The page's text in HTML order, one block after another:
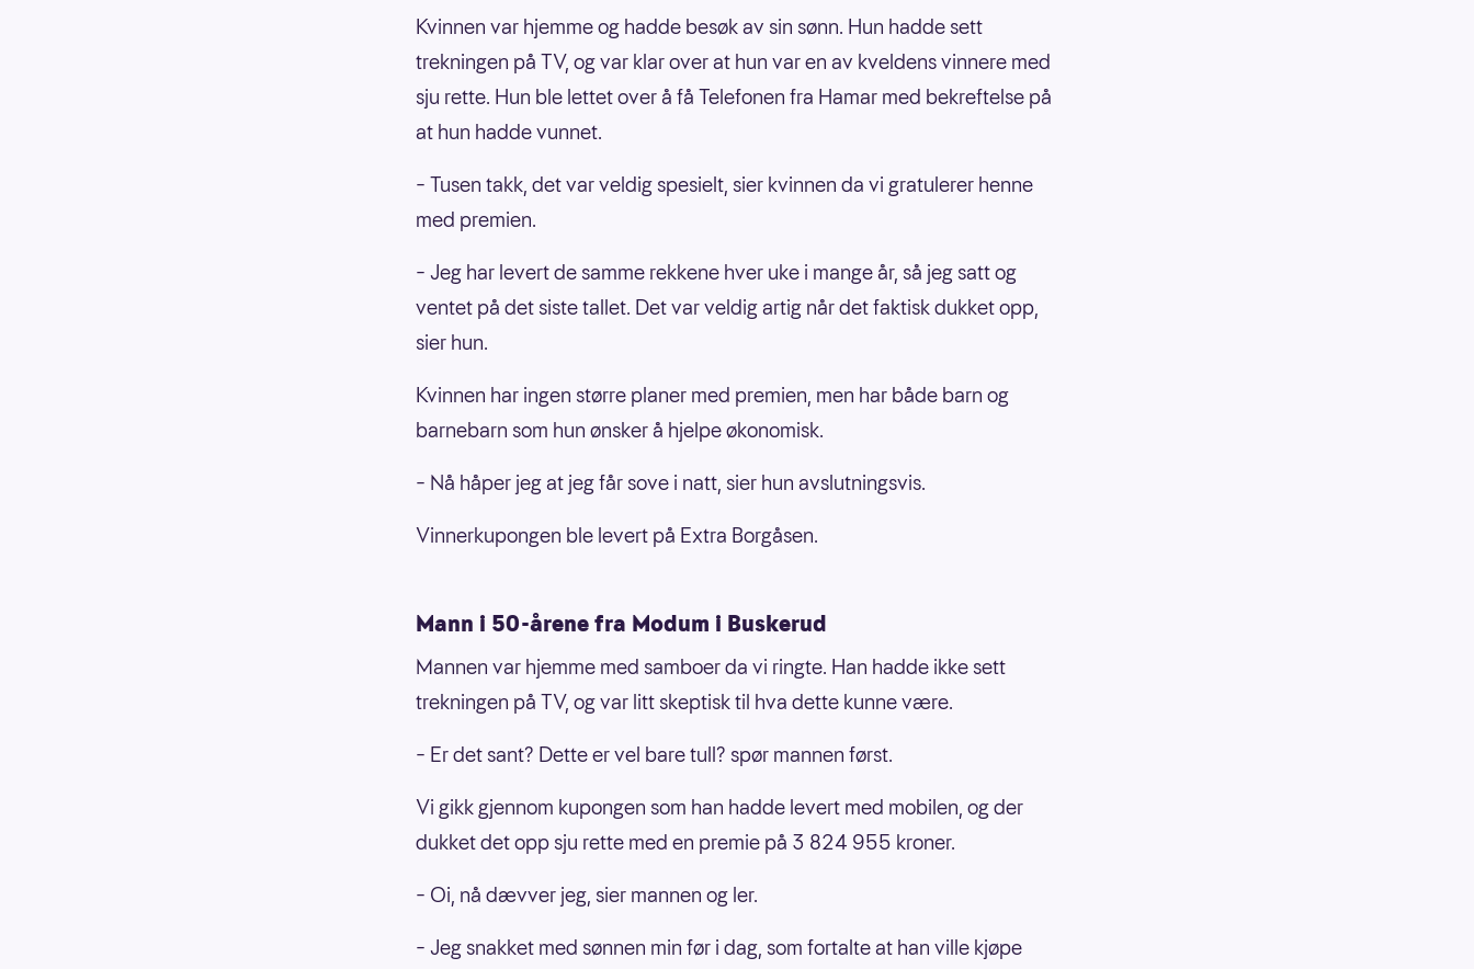
Kvinnen var hjemme og hadde besøk av sin sønn. Hun hadde sett
trekningen på TV, og var klar over at hun var en av kveldens vinnere med
sju rette. Hun ble lettet over å få Telefonen fra Hamar med bekreftelse på
at hun hadde vunnet.
– Tusen takk, det var veldig spesielt, sier kvinnen da vi gratulerer henne
med premien.
– Jeg har levert de samme rekkene hver uke i mange år, så jeg satt og
ventet på det siste tallet. Det var veldig artig når det faktisk dukket opp,
sier hun.
Kvinnen har ingen større planer med premien, men har både barn og
barnebarn som hun ønsker å hjelpe økonomisk.
– Nå håper jeg at jeg får sove i natt, sier hun avslutningsvis.
Vinnerkupongen ble levert på Extra Borgåsen.
Mann i 50-årene fra Modum i Buskerud
Mannen var hjemme med samboer da vi ringte. Han hadde ikke sett
trekningen på TV, og var litt skeptisk til hva dette kunne være.
– Er det sant? Dette er vel bare tull? spør mannen først.
Vi gikk gjennom kupongen som han hadde levert med mobilen, og der
dukket det opp sju rette med en premie på 3 824 955 kroner.
– Oi, nå dævver jeg, sier mannen og ler.
– Jeg snakket med sønnen min før i dag, som fortalte at han ville kjøpe